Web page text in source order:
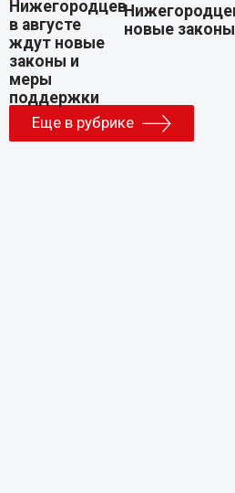
новые
Еще в рубрике